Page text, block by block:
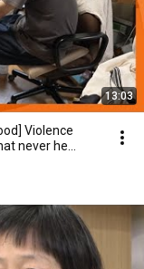
13:03
Violence
never he...